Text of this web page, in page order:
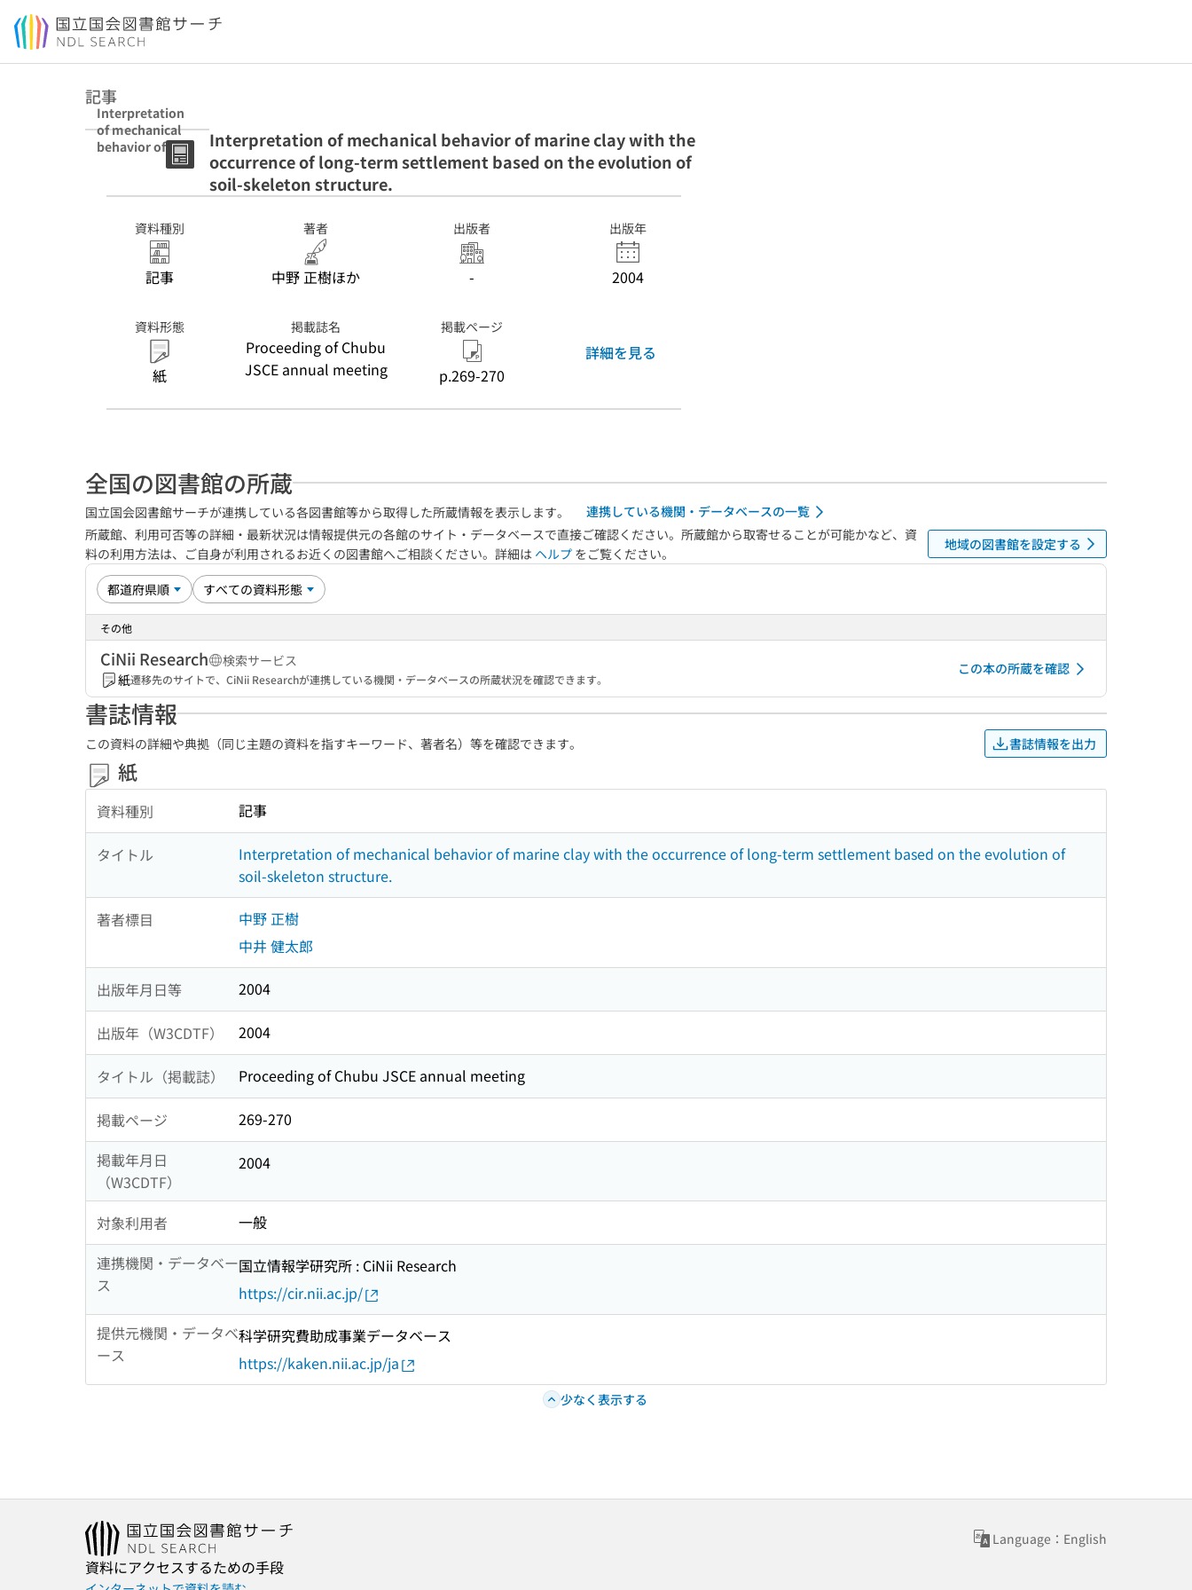
本文へ移動
記事
Interpretation
of mechanical
behavior of
marine clay with
of long-term
based on the
evolution of
soil-skeleton
structure.
Interpretation of mechanical behavior of marine clay with the
occurrence of long-term settlement based on the evolution of
soil-skeleton structure.
資料種別
記事
著者
中野 正樹ほか
出版者
-
出版年
2004
資料形態
紙
掲載誌名
Proceeding of Chubu
JSCE annual meeting
掲載ページ
p.269-270
詳細を見る
全国の図書館の所蔵
国立国会図書館サーチが連携している各図書館等から取得した所蔵情報を表示します。
連携している機関・データベースの一覧
所蔵館、利用可否等の詳細・最新状況は情報提供元の各館のサイト・データベースで直接ご確認ください。所蔵館から取寄せることが可能かなど、資
料の利用方法は、ご自身が利用されるお近くの図書館へご相談ください。詳細は ヘルプ をご覧ください。
地域の図書館を設定する
その他
CiNii Research
検索サービス
紙遷移先のサイトで、CiNii Researchが連携している機関・データベースの所蔵状況を確認できます。
この本の所蔵を確認
書誌情報
この資料の詳細や典拠（同じ主題の資料を指すキーワード、著者名）等を確認できます。 書誌情報を出力
紙
資料種別 記事
タイトル
Interpretation of mechanical behavior of marine clay with the occurrence of long-term settlement based on the evolution of
soil-skeleton structure.
著者標目
中野 正樹
中井 健太郎
出版年月日等 2004
出版年（W3CDTF） 2004
タイトル（掲載誌） Proceeding of Chubu JSCE annual meeting
掲載ページ
269-270
掲載年月日
（W3CDTF）
2004
対象利用者
一般
連携機関・データベー
ス
国立情報学研究所 : CiNii Research
https://cir.nii.ac.jp/
提供元機関・データベ
ース
科学研究費助成事業データベース
https://kaken.nii.ac.jp/ja
少なく表示する
Language：English
資料にアクセスするための手段